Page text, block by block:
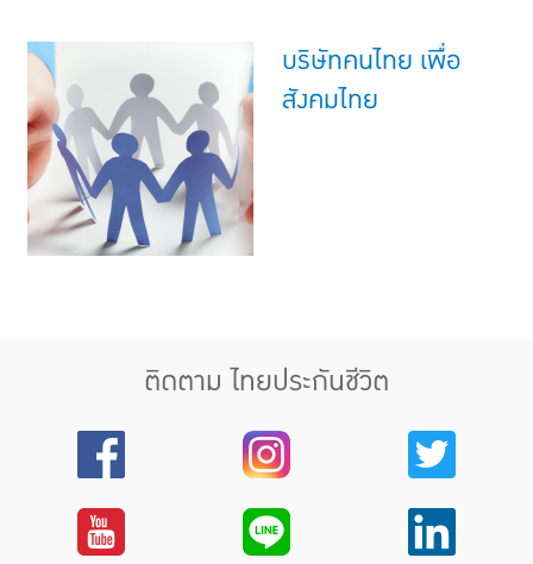
บริษัทคนไทย เพื่อ
สังคมไทย
ติดตาม ไทยประกันชีวิต